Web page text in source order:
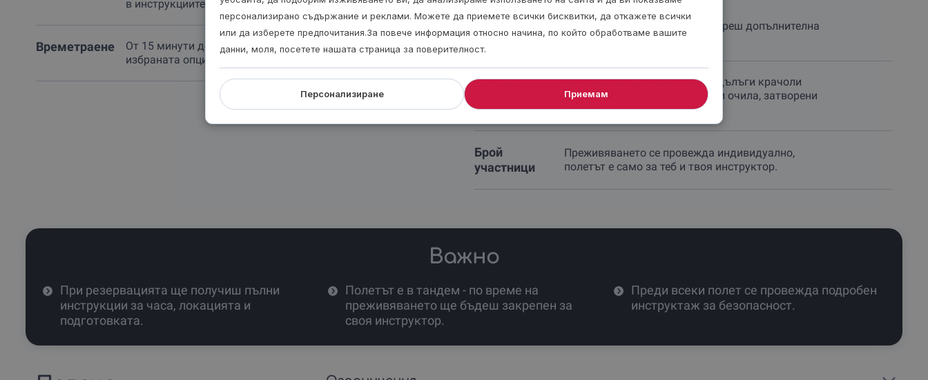
в инструкциите условия.
Времетраене
От 15 минути до 1 час, в зависимост от
избраната опция.
Не включва
Транспорт
Заснемане - можеш да избереш допълнителна
опция
Дрес код
Яке за вятър, удобни дрехи с дълъги крачоли
(дори и през лятото), слънчеви очила, затворени
обувки.
Брой
участници
Преживяването се провежда индивидуално,
полетът е само за теб и твоя инструктор.
Важно
При резервацията ще получиш пълни
инструкции за часа, локацията и
подготовката.
Полетът е в тандем - по време на
преживяването ще бъдеш закрепен за
своя инструктор.
Преди всеки полет се провежда подробен
инструктаж за безопасност.
персонализирано съдържание и реклами. Можете да приемете всички бисквитки, да откажете всички
или да изберете предпочитания.За повече информация относно начина, по който обработваме вашите
данни, моля, посетете нашата страница за поверителност.
Персонализиране Приемам